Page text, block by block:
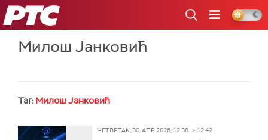
РТС
Милош Јанковић
Таг: Милош Јанковић
ЧЕТВРТАК, 30. АПР 2026, 12:38 -> 12:42